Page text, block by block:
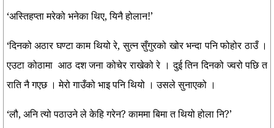
‘अस्तिहप्ता मरेको भनेका थिए, यिनै होलान!’
‘दिनको अठार घण्टा काम थियो रे, सुत्न सुँगुरको खोर भन्दा पनि फोहोर ठाउँ ।
एउटा कोठामा आठ दश जना कोचेर राखेको रे । दुई तिन दिनको ज्वरो पछि त
राति नै गएछ । मेरो गाउँको भाइ पनि थियो । उसले सुनाएको ।
‘लौ, अनि त्यो पठाउने ले केहि गरेन? काममा बिमा त थियो होला नि?’